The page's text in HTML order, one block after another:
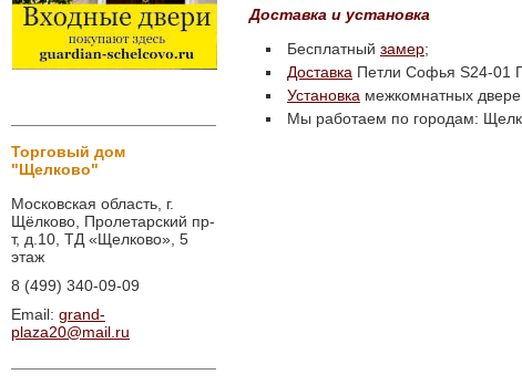
Торговый дом
"Щелково"
Московская область, г.
Щёлково, Пролетарский пр-
т, д.10, ТД «Щелково», 5
этаж
8 (499) 340-09-09
Email: grand-
plaza20@mail.ru
Доставка и установка
Бесплатный замер;
Доставка Петли Софья S24-01
Установка межкомнатных
Мы работаем по городам: